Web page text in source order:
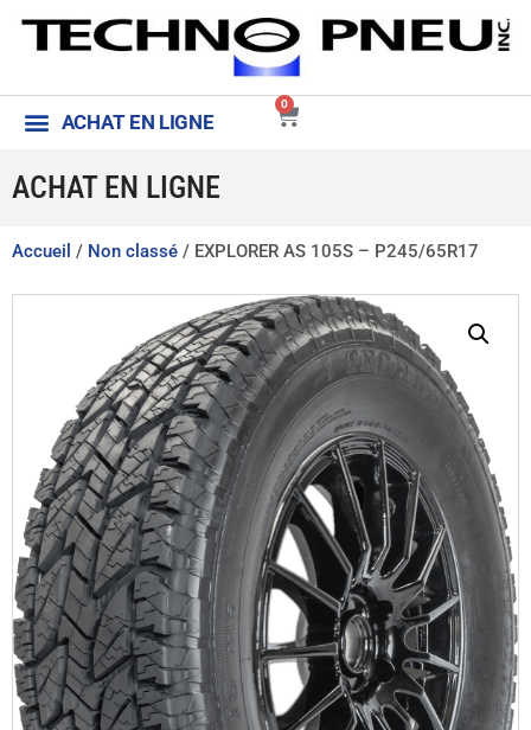
0
ACHAT EN LIGNE
ACHAT EN LIGNE
Accueil / Non classé / EXPLORER AS 105S – P245/65R17